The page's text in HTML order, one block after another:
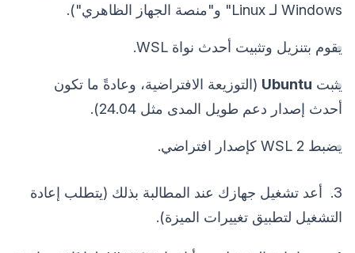
Windows لـ Linux" و"منصة الجهاز الظاهري").
يقوم بتنزيل وتثبيت أحدث نواة WSL.
يثبت Ubuntu (التوزيعة الافتراضية، وعادةً ما تكون
أحدث إصدار دعم طويل المدى مثل 24.04).
يضبط WSL 2 كإصدار افتراضي.
3. أعد تشغيل جهازك عند المطالبة بذلك (يتطلب إعادة
التشغيل لتطبيق تغييرات الميزة).